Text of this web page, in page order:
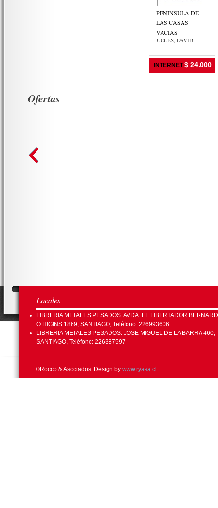
PENINSULA DE
LAS CASAS
VACIAS
UCLES, DAVID
INTERNET $ 24.000
Ofertas
Locales
LIBRERIA METALES PESADOS: AVDA. EL LIBERTADOR
O HIGINS 1869, SANTIAGO, Teléfono: 226993606
LIBRERIA METALES PESADOS: JOSE MIGUEL DE LA BARRA 460,
SANTIAGO, Teléfono: 226387597
©Rocco & Asociados. Design by www.ryasa.cl